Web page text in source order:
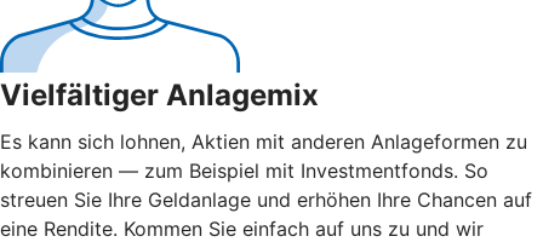
Vielfältiger Anlagemix
Es kann sich lohnen, Aktien mit anderen Anlageformen zu
kombinieren — zum Beispiel mit Investmentfonds. So
streuen Sie Ihre Geldanlage und erhöhen Ihre Chancen auf
eine Rendite. Kommen Sie einfach auf uns zu und wir